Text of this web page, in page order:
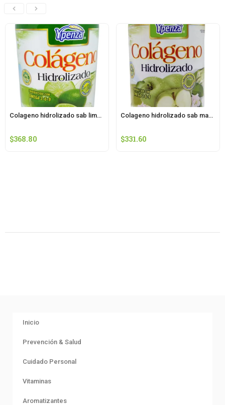
Colageno hidrolizado sab limon 1100 g ypenza
$368.80
Colageno hidrolizado sab manzana 1100 g ypenza
$331.60
Inicio
Prevención & Salud
Cuidado Personal
Vitaminas
Aromatizantes